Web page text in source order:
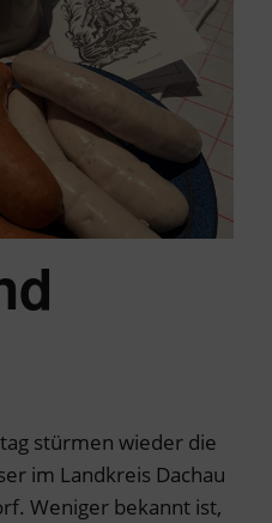
stürmen wieder die
im Landkreis Dachau
Weniger bekannt ist,